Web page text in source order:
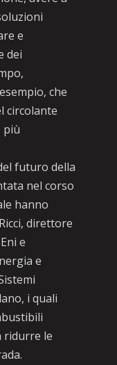
e
dei
che
circolante
più
futuro della
nel corso
hanno
direttore
e
e
i quali
ridurre le